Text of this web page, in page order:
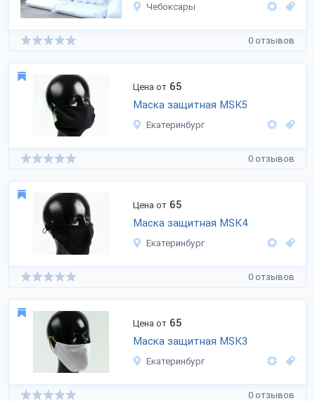
Чебоксары
0 отзывов
Цена от 65
Маска защитная MSK5
Екатеринбург
0 отзывов
Цена от 65
Маска защитная MSK4
Екатеринбург
0 отзывов
Цена от 65
Маска защитная MSK3
Екатеринбург
0 отзывов